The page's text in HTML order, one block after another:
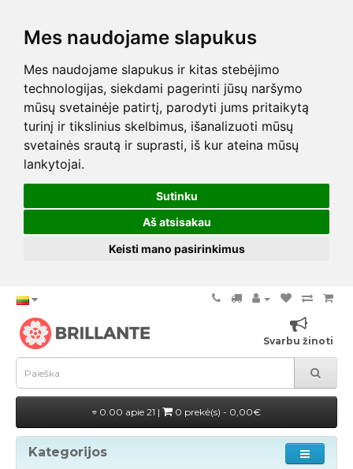
Mes naudojame slapukus
Mes naudojame slapukus ir kitas stebėjimo
technologijas, siekdami pagerinti jūsų naršymo
mūsų svetainėje patirtį, parodyti jums pritaikytą
turinį ir tikslinius skelbimus, išanalizuoti mūsų
svetainės srautą ir suprasti, iš kur ateina mūsų
lankytojai.
Sutinku
Aš atsisakau
Keisti mano pasirinkimus
Svarbu žinoti
0.00 apie 21 | 0 prekė(s) - 0,00€
Kategorijos